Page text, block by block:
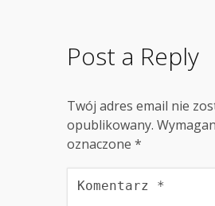
Post a Reply
Twój adres email nie
opublikowany.
oznaczone *